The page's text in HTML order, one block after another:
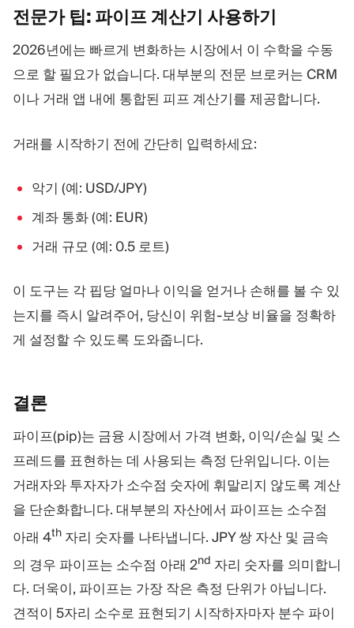
전문가 팁: 파이프 계산기 사용하기
2026년에는 빠르게 변화하는 시장에서 이 수학을 수동
으로 할 필요가 없습니다. 대부분의 전문 브로커는 CRM
이나 거래 앱 내에 통합된 피프 계산기를 제공합니다.
거래를 시작하기 전에 간단히 입력하세요:
악기 (예: USD/JPY)
계좌 통화 (예: EUR)
거래 규모 (예: 0.5 로트)
이 도구는 각 핍당 얼마나 이익을 얻거나 손해를 볼 수 있
는지를 즉시 알려주어, 당신이 위험-보상 비율을 정확하
게 설정할 수 있도록 도와줍니다.
결론
파이프(pip)는 금융 시장에서 가격 변화, 이익/손실 및 스
프레드를 표현하는 데 사용되는 측정 단위입니다. 이는
거래자와 투자자가 소수점 숫자에 휘말리지 않도록 계산
을 단순화합니다. 대부분의 자산에서 파이프는 소수점
아래 4th 자리 숫자를 나타냅니다. JPY 쌍 자산 및 금속
의 경우 파이프는 소수점 아래 2nd 자리 숫자를 의미합니
다. 더욱이, 파이프는 가장 작은 측정 단위가 아닙니다.
견적이 5자리 소수로 표현되기 시작하자마자 분수 파이